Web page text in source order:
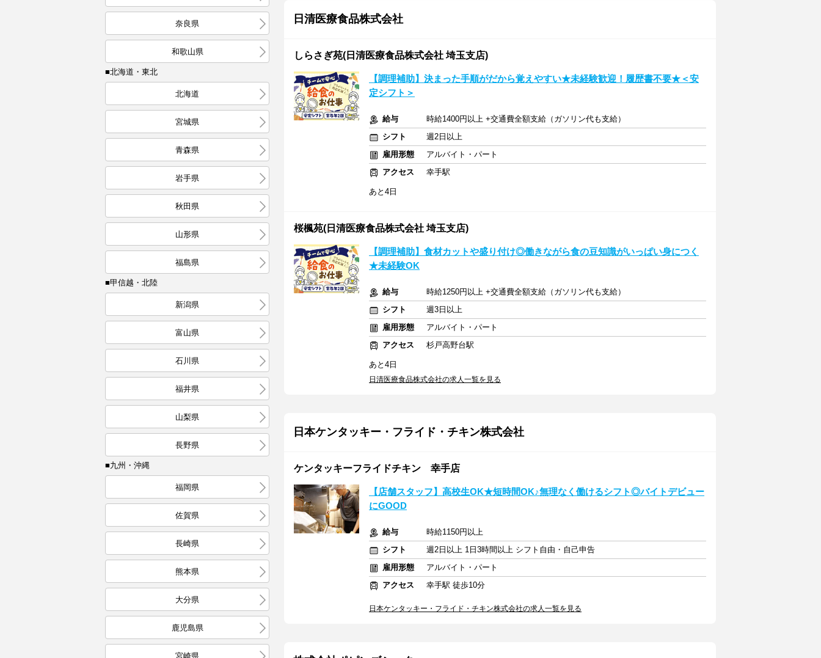
奈良県
和歌山県
■北海道・東北
北海道
宮城県
青森県
岩手県
秋田県
山形県
福島県
■甲信越・北陸
新潟県
富山県
石川県
福井県
山梨県
長野県
■九州・沖縄
福岡県
佐賀県
長崎県
熊本県
大分県
鹿児島県
宮崎県
日清医療食品株式会社
しらさぎ苑(日清医療食品株式会社 埼玉支店)
【調理補助】決まった手順がだから覚えやすい★未経験歓迎！履歴書不要★＜安
定シフト＞
給与
時給1400円以上 +交通費全額支給（ガソリン代も支給）
シフト
週2日以上
雇用形態
アルバイト・パート
アクセス
幸手駅
あと4日
桜楓苑(日清医療食品株式会社 埼玉支店)
【調理補助】食材カットや盛り付け◎働きながら食の豆知識がいっぱい身につく
★未経験OK
給与
時給1250円以上 +交通費全額支給（ガソリン代も支給）
シフト
週3日以上
雇用形態
アルバイト・パート
アクセス
杉戸高野台駅
あと4日
日清医療食品株式会社の求人一覧を見る
日本ケンタッキー・フライド・チキン株式会社
ケンタッキーフライドチキン 幸手店
【店舗スタッフ】高校生OK★短時間OK♪無理なく働けるシフト◎バイトデビュー
にGOOD
給与
時給1150円以上
シフト
週2日以上 1日3時間以上 シフト自由・自己申告
雇用形態
アルバイト・パート
アクセス
幸手駅 徒歩10分
日本ケンタッキー・フライド・チキン株式会社の求人一覧を見る